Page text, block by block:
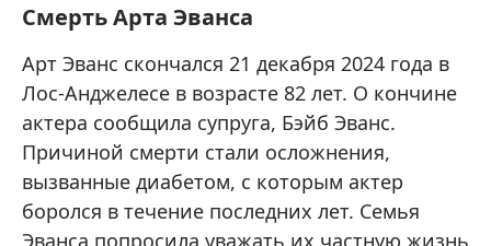
Смерть Арта Эванса
Арт Эванс скончался 21 декабря 2024 года в
Лос-Анджелесе в возрасте 82 лет. О кончине
актера сообщила супруга, Бэйб Эванс.
Причиной смерти стали осложнения,
вызванные диабетом, с которым актер
боролся в течение последних лет. Семья
Эванса попросила уважать их частную жизнь